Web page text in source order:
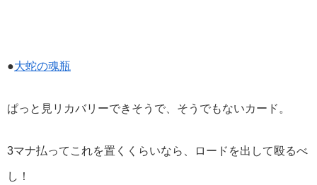
●大蛇の魂瓶
ぱっと見リカバリーできそうで、そうでもないカード。
3マナ払ってこれを置くくらいなら、ロードを出して殴るべ
し！